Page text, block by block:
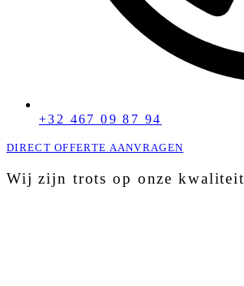
+32 467 09 87 94
DIRECT OFFERTE AANVRAGEN
Wij zijn trots op onze kwaliteit